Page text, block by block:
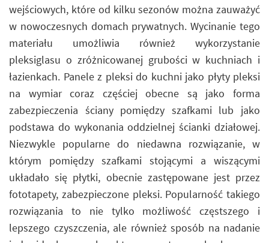
wejściowych, które od kilku sezonów można zauważyć
w nowoczesnych domach prywatnych. Wycinanie tego
materiału umożliwia również wykorzystanie
pleksiglasu o zróżnicowanej grubości w kuchniach i
łazienkach. Panele z pleksi do kuchni jako płyty pleksi
na wymiar coraz częściej obecne są jako forma
zabezpieczenia ściany pomiędzy szafkami lub jako
podstawa do wykonania oddzielnej ścianki działowej.
Niezwykle popularne do niedawna rozwiązanie, w
którym pomiędzy szafkami stojącymi a wiszącymi
układało się płytki, obecnie zastępowane jest przez
fototapety, zabezpieczone pleksi. Popularność takiego
rozwiązania to nie tylko możliwość częstszego i
lepszego czyszczenia, ale również sposób na nadanie